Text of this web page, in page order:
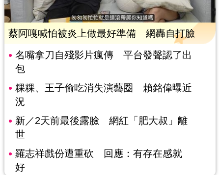
蔡阿嘎喊怕被炎上做最好準備 網轟自打臉
名嘴拿刀自殘影片瘋傳 平台發聲認了出
包
粿粿、王子偷吃消失演藝圈 賴銘偉曝近
況
新／2天前最後露臉 網紅「肥大叔」離
世
羅志祥戲份遭重砍 回應：有存在感就
好